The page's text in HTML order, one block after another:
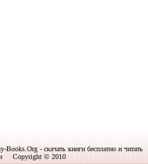
Books.Org - скачать книги бесплатно и читать
Copyright © 2010